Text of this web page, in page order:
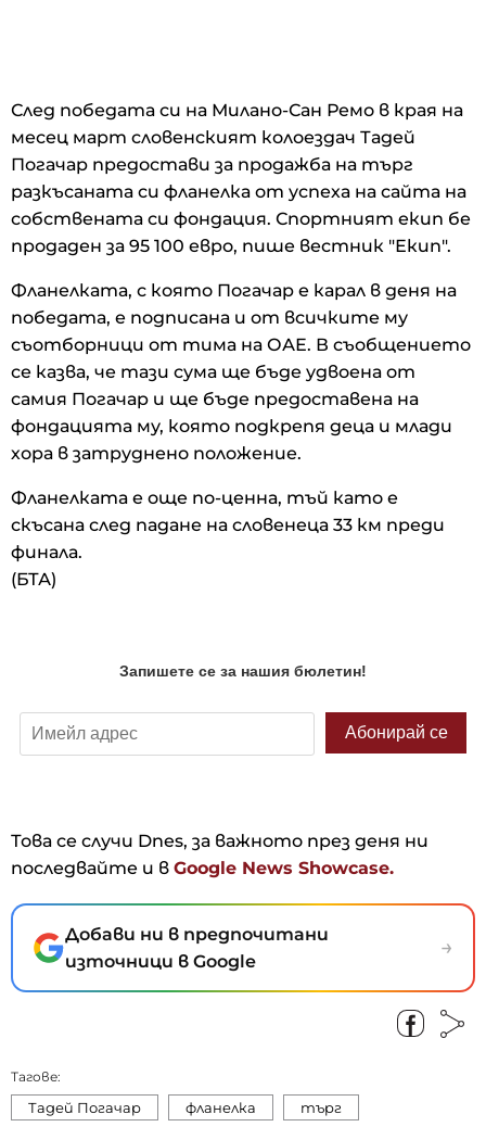
След победата си на Милано-Сан Ремо в края на
месец март словенският колоездач Тадей
Погачар предостави за продажба на търг
разкъсаната си фланелка от успеха на сайта на
собствената си фондация. Спортният екип бе
продаден за 95 100 евро, пише вестник "Екип".
Фланелката, с която Погачар е карал в деня на
победата, е подписана и от всичките му
съотборници от тима на ОАЕ. В съобщението
се казва, че тази сума ще бъде удвоена от
самия Погачар и ще бъде предоставена на
фондацията му, която подкрепя деца и млади
хора в затруднено положение.
Фланелката е още по-ценна, тъй като е
скъсана след падане на словенеца 33 км преди
финала.
(БТА)
Това се случи Dnes, за важното през деня ни
последвайте и в Google News Showcase.
Добави ни в предпочитани
източници в Google
→
Тагове:
Тадей Погачар фланелка търг